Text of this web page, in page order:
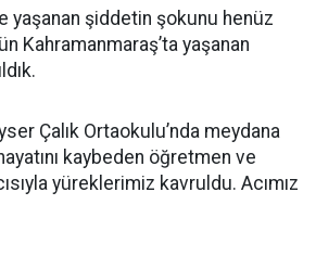
yaşanan şiddetin şokunu henüz
Kahramanmaraş’ta yaşanan
Çalık Ortaokulu’nda meydana
kaybeden öğretmen ve
yüreklerimiz kavruldu. Acımız